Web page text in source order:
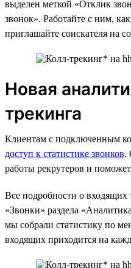
выделен меткой «Отклик
звонок». Работайте с ним,
приглашайте соискателя на
Новая
трекинга
Клиентам с подключенным
доступ к статистике звонков.
работы рекрутеров и поможет
Все подробности о входящих
«Звонки» раздела
мы собрали статистику по
входящих приходится на